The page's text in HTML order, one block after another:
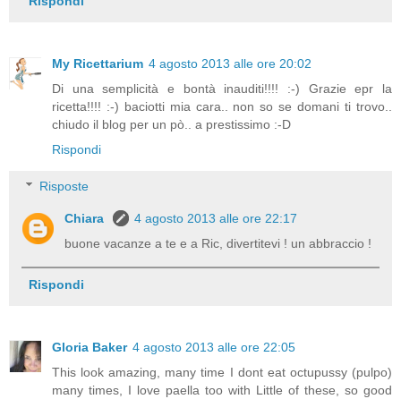
My Ricettarium 4 agosto 2013 alle ore 20:02
Di una semplicità e bontà inauditi!!!! :-) Grazie epr la
ricetta!!!! :-) baciotti mia cara.. non so se domani ti trovo..
chiudo il blog per un pò.. a prestissimo :-D
Rispondi
Risposte
Chiara
4 agosto 2013 alle ore 22:17
buone vacanze a te e a Ric, divertitevi ! un abbraccio !
Rispondi
Gloria Baker 4 agosto 2013 alle ore 22:05
This look amazing, many time I dont eat octupussy (pulpo)
many times, I love paella too with Little of these, so good